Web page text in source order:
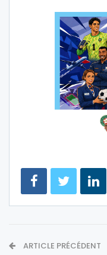
ARTICLE PRÉCÉDENT